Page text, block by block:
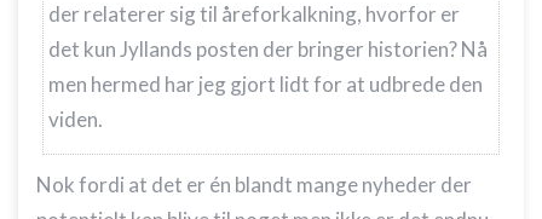
der relaterer sig til åreforkalkning, hvorfor er
det kun Jyllands posten der bringer historien? Nå
men hermed har jeg gjort lidt for at udbrede den
viden.
Nok fordi at det er én blandt mange nyheder der